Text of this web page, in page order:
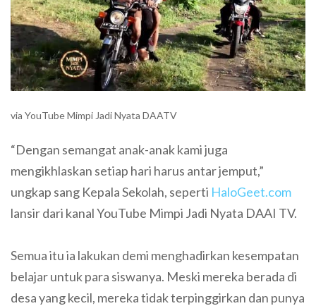
via YouTube Mimpi Jadi Nyata DAATV
“Dengan semangat anak-anak kami juga
mengikhlaskan setiap hari harus antar jemput,”
ungkap sang Kepala Sekolah, seperti HaloGeet.com
lansir dari kanal YouTube Mimpi Jadi Nyata DAAI TV.
Semua itu ia lakukan demi menghadirkan kesempatan
belajar untuk para siswanya. Meski mereka berada di
desa yang kecil, mereka tidak terpinggirkan dan punya